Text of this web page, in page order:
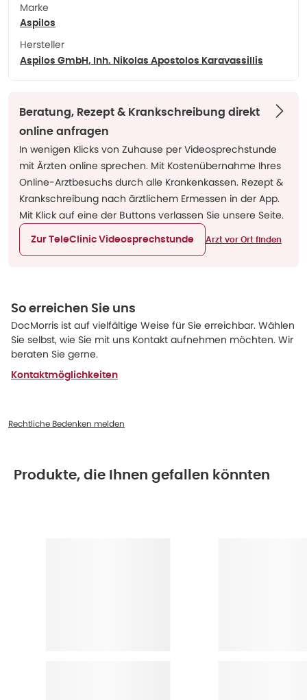
Marke
Aspilos
Hersteller
Aspilos GmbH, Inh. Nikolas Apostolos Karavassillis
Beratung, Rezept & Krankschreibung direkt
online anfragen
In wenigen Klicks von Zuhause per Videosprechstunde
mit Ärzten online sprechen. Mit Kostenübernahme Ihres
Online-Arztbesuchs durch alle Krankenkassen. Rezept &
Krankschreibung nach ärztlichem Ermessen in der App.
Mit Klick auf eine der Buttons verlassen Sie unsere Seite.
Zur TeleClinic Videosprechstunde Arzt vor Ort finden
So erreichen Sie uns
DocMorris ist auf vielfältige Weise für Sie erreichbar. Wählen
Sie selbst, wie Sie mit uns Kontakt aufnehmen möchten. Wir
beraten Sie gerne.
Kontaktmöglichkeiten
Rechtliche Bedenken melden
Produkte, die Ihnen gefallen könnten